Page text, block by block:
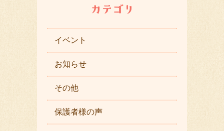
イベント
お知らせ
その他
保護者様の声